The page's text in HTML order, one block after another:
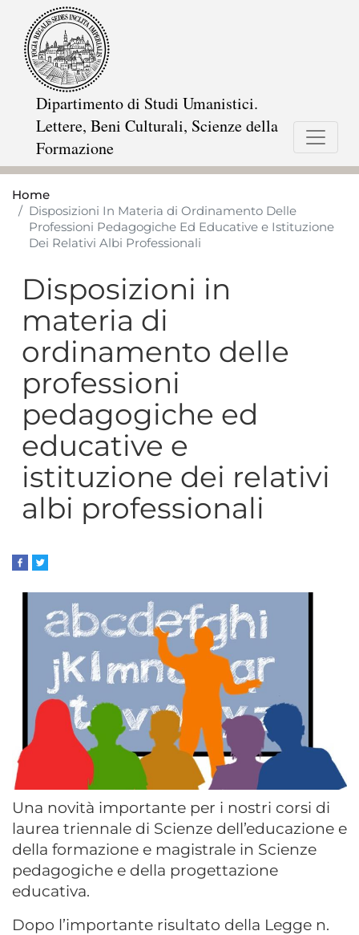
Dipartimento di Studi Umanistici.
Lettere, Beni Culturali, Scienze della
Formazione
Home
Disposizioni In Materia di Ordinamento Delle
Professioni Pedagogiche Ed Educative e Istituzione
Dei Relativi Albi Professionali
Disposizioni in
materia di
ordinamento delle
professioni
pedagogiche ed
educative e
istituzione dei relativi
albi professionali
Una novità importante per i nostri corsi di
laurea triennale di Scienze dell’educazione e
della formazione e magistrale in Scienze
pedagogiche e della progettazione
educativa.
Dopo l’importante risultato della Legge n.